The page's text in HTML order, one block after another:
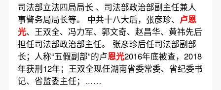
司法部立法四局局长 、司法部政治部副主任兼人
事警务局局长等。 中共十八大后，张彦珍、 卢恩
光、王双全、冯力军、郭文奇、赵昌华、黄祎先后
担任司法部政治部主任。 张彦珍后任司法部副部
长；人称“五假副部”的卢恩光2016年底被查，2018
年获刑12年；王双全现任湖南省委常委、省纪委书
记、省监委主任；……